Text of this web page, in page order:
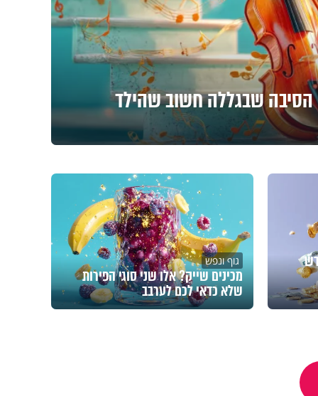
הסיבה שבגללה חשוב שהילד
גוף ונפש
מכינים שייק? אלו שני סוגי הפירות
שלא כדאי לכם לערבב